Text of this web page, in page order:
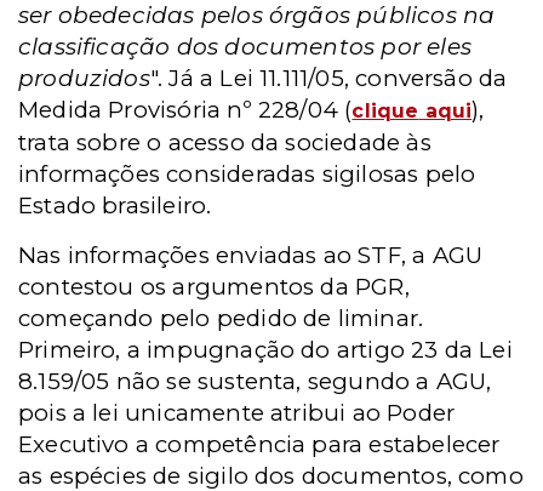
ser obedecidas pelos órgãos públicos na
classificação dos documentos por eles
produzidos". Já a Lei 11.111/05, conversão da
Medida Provisória nº 228/04 (clique aqui),
trata sobre o acesso da sociedade às
informações consideradas sigilosas pelo
Estado brasileiro.
Nas informações enviadas ao STF, a AGU
contestou os argumentos da PGR,
começando pelo pedido de liminar.
Primeiro, a impugnação do artigo 23 da Lei
8.159/05 não se sustenta, segundo a AGU,
pois a lei unicamente atribui ao Poder
Executivo a competência para estabelecer
as espécies de sigilo dos documentos, como